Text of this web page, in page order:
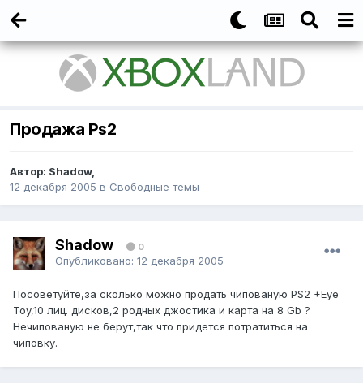
Продажа Ps2
Автор: Shadow,
12 декабря 2005 в Свободные темы
Shadow 0
Опубликовано: 12 декабря 2005
Посоветуйте,за сколько можно продать чипованую PS2 +Eye
Toy,10 лиц. дисков,2 родных джостика и карта на 8 Gb ?
Нечипованую не берут,так что придется потратиться на
чиповку.